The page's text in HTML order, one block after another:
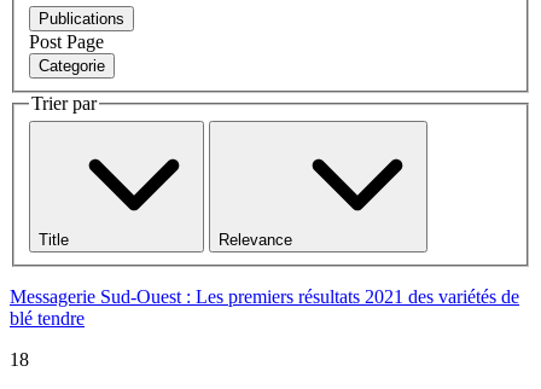
Publications
Post Page
Categorie
Trier par
Title Relevance
Messagerie Sud-Ouest : Les premiers résultats 2021 des variétés de
blé tendre
18